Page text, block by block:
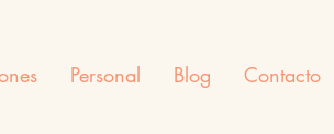
Personal Blog Contacto